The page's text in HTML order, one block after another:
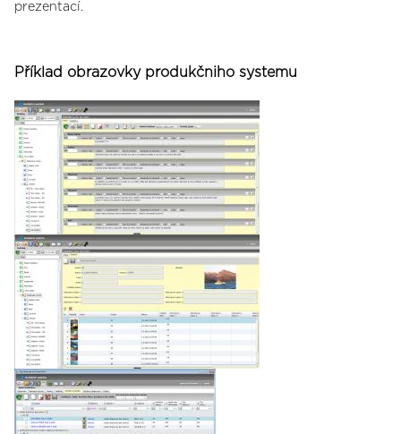
prezentací.
Příklad obrazovky produkčniho systemu